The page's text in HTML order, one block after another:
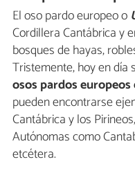
El oso pardo europeo o
Cordillera Cantábrica y
bosques de hayas,
Tristemente, hoy en
osos pardos europeos
pueden encontrarse
Cantábrica y los
Autónomas como
etcétera.